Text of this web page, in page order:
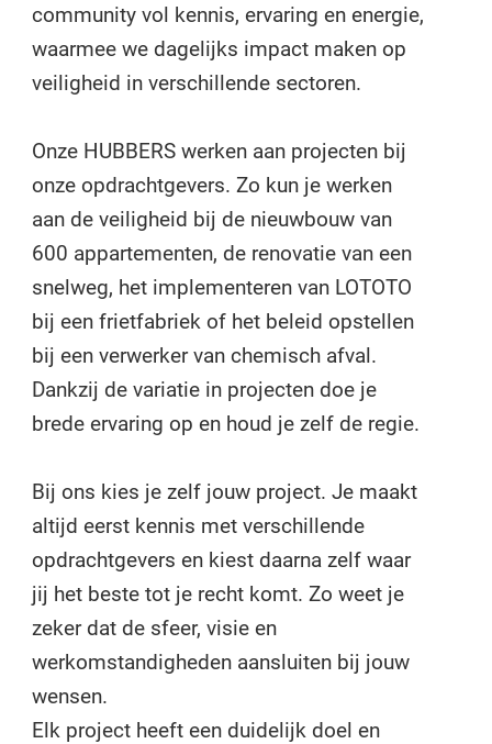
community vol kennis, ervaring en energie,
waarmee we dagelijks impact maken op
veiligheid in verschillende sectoren.
Onze HUBBERS werken aan projecten bij
onze opdrachtgevers. Zo kun je werken
aan de veiligheid bij de nieuwbouw van
600 appartementen, de renovatie van een
snelweg, het implementeren van LOTOTO
bij een frietfabriek of het beleid opstellen
bij een verwerker van chemisch afval.
Dankzij de variatie in projecten doe je
brede ervaring op en houd je zelf de regie.
Bij ons kies je zelf jouw project. Je maakt
altijd eerst kennis met verschillende
opdrachtgevers en kiest daarna zelf waar
jij het beste tot je recht komt. Zo weet je
zeker dat de sfeer, visie en
werkomstandigheden aansluiten bij jouw
wensen.
Elk project heeft een duidelijk doel en